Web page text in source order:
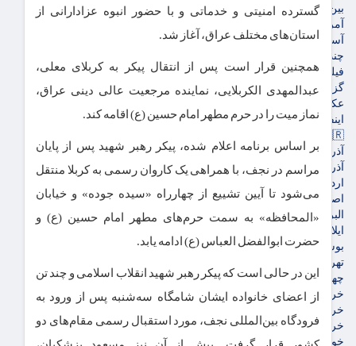
بین الملل
آمریکا و اروپاه
آسیای غربی
چندرسانه‌ای
فیلم
گزارش تصویری
عکس
اینفوگرافی
🇮🇷استان ها
آذربایجان شرقی
آذربایجان غربی
اردبیل
اصفهان
البرز
ایلام
بوشهر
تهران
چهارمحال و بختیاری
خراسان جنوبی
خراسان رضوی
خراسان شمالی
خوزستان
گسترده امنیتی و خدماتی و با حضور انبوه عزادارانی از
استان‌های مختلف عراق، آغاز شد.
همچنین قرار است پس از انتقال پیکر به کربلای معلی،
عبدالمهدی الکربلایی، نماینده مرجعیت عالی دینی عراق،
نماز میت را در حرم مطهر امام حسین (ع) اقامه کند.
بر اساس برنامه اعلام شده، پیکر رهبر شهید پس از پایان
مراسم در نجف، با همراهی یک کاروان رسمی به کربلا منتقل
می‌شود تا آیین تشییع از چهارراه «سیده جوده» و خیابان
«المحافظه» به سمت حرم‌های مطهر امام حسین (ع) و
حضرت ابوالفضل العباس (ع) ادامه یابد.
این در حالی است که پیکر رهبر شهید انقلاب اسلامی و چند تن
از اعضای خانواده ایشان شامگاه سه‌شنبه پس از ورود به
فرودگاه بین‌المللی نجف، مورد استقبال رسمی مقام‌های دو